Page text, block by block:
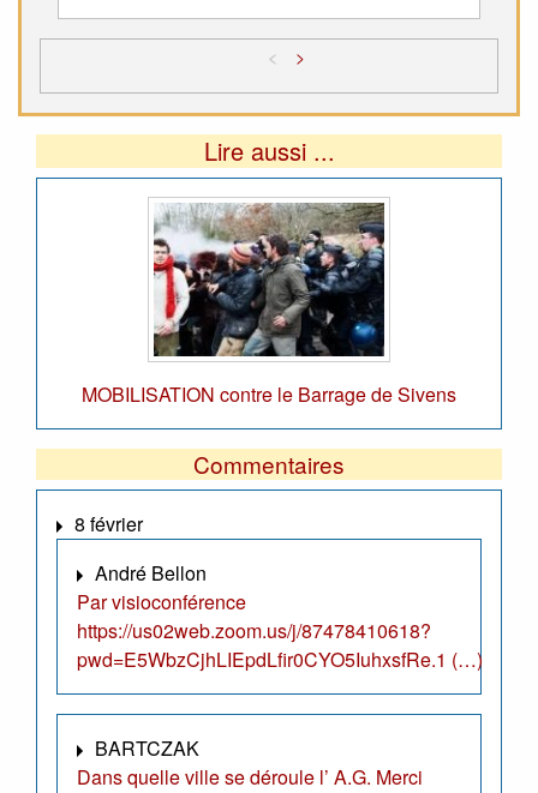
< >
Lire aussi ...
MOBILISATION contre le Barrage de Sivens
Commentaires
8 février
André Bellon
Par visioconférence
https://us02web.zoom.us/j/87478410618?
pwd=E5WbzCjhLIEpdLfir0CYO5IuhxsfRe.1 (…)
BARTCZAK
Dans quelle ville se déroule l’ A.G. Merci